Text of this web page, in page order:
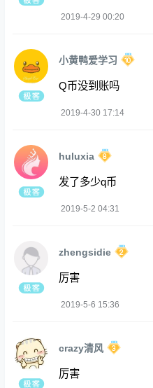
2019-4-29 00:20
小黄鸭爱学习
Q币没到账吗
2019-4-30 17:14
huluxia
发了多少q币
2019-5-2 04:31
zhengsidie
厉害
2019-5-6 15:36
crazy清风
厉害